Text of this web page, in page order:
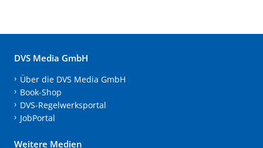
DVS Media GmbH
Über die DVS Media GmbH
Book-Shop
DVS-Regelwerksportal
JobPortal
Weitere Medien